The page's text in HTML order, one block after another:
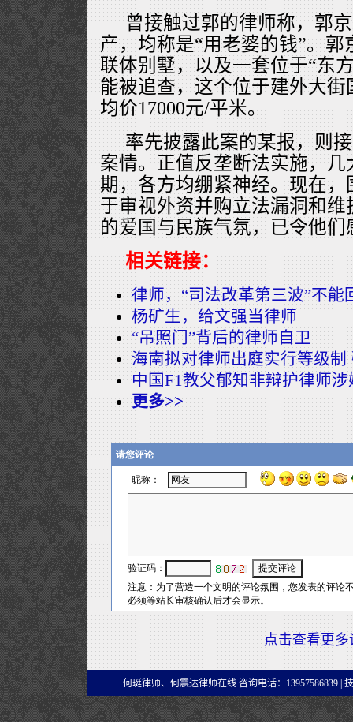
曾接触过郭的律师称，郭
产，均称是“用老婆的钱”。郭
联体别墅，以及一套位于“东
能被追查，这个位于建外大
均价17000元/平米。
率先披露此案的某报，则
案情。正值反垄断法实施，
期，各方均绷紧神经。现在
于审视外资并购立法漏洞和
的爱国与民族气氛，已令他
相关链接：
律师，“司法改革第三波”不能
杨矿生，给文强当律师
“吊照门”背后的律师自卫
海南拟对律师出庭实行等级制
中国F1教父郁知非辩护律师
更多>>
点击查看更多
何珽律师、何震达律师在线 咨询电话：13957586839 |